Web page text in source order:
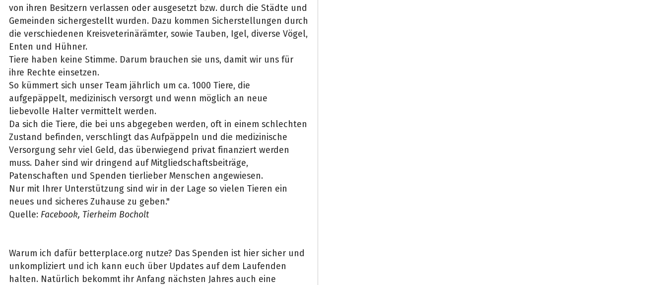
von ihren Besitzern verlassen oder ausgesetzt bzw. durch die Städte und
Gemeinden sichergestellt wurden. Dazu kommen Sicherstellungen durch
die verschiedenen Kreisveterinärämter, sowie Tauben, Igel, diverse Vögel,
Enten und Hühner.
Tiere haben keine Stimme. Darum brauchen sie uns, damit wir uns für
ihre Rechte einsetzen.
So kümmert sich unser Team jährlich um ca. 1000 Tiere, die
aufgepäppelt, medizinisch versorgt und wenn möglich an neue
liebevolle Halter vermittelt werden.
Da sich die Tiere, die bei uns abgegeben werden, oft in einem schlechten
Zustand befinden, verschlingt das Aufpäppeln und die medizinische
Versorgung sehr viel Geld, das überwiegend privat finanziert werden
muss. Daher sind wir dringend auf Mitgliedschaftsbeiträge,
Patenschaften und Spenden tierlieber Menschen angewiesen.
Nur mit Ihrer Unterstützung sind wir in der Lage so vielen Tieren ein
neues und sicheres Zuhause zu geben."
Quelle: Facebook, Tierheim Bocholt
Warum ich dafür betterplace.org nutze? Das Spenden ist hier sicher und
unkompliziert und ich kann euch über Updates auf dem Laufenden
halten. Natürlich bekommt ihr Anfang nächsten Jahres auch eine